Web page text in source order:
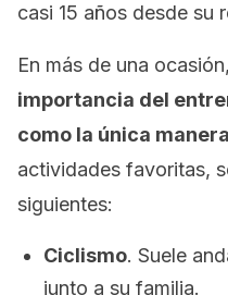
casi 15 años desde su
En más de una ocasión,
importancia del
como la única
actividades favoritas,
siguientes:
Ciclismo. Suele
junto a su familia.